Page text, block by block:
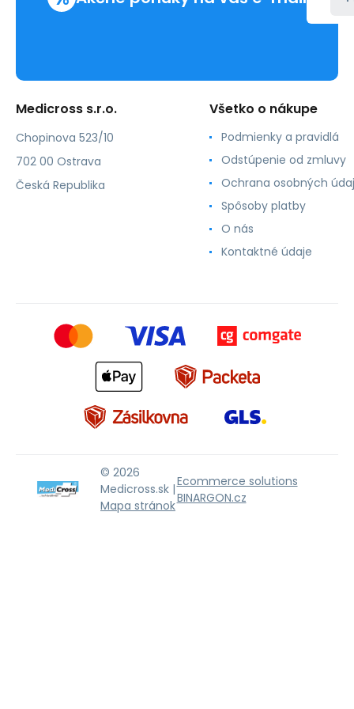
Medicross s.r.o.
Chopinova 523/10
702 00 Ostrava
Česká Republika
Všetko o nákupe
Podmienky a pravidlá
Odstúpenie od zmluvy
Ochrana osobných
Spôsoby platby
O nás
Kontaktné údaje
© 2026
Medicross.sk |
Mapa stránok
Ecommerce solutions
BINARGON.cz